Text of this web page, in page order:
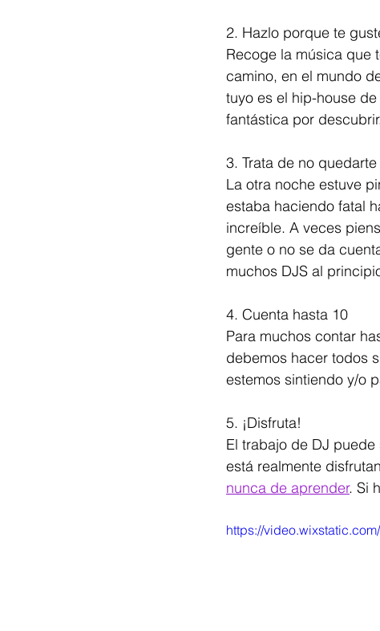
2. Hazlo porque te
Recoge la música que
camino, en el mundo
tuyo es el hip-house
fantástica por
3. Trata de no
La otra noche estuve
estaba haciendo fatal
increíble. A veces
gente o no se da
muchos DJS al
4. Cuenta hasta 10
Para muchos contar
debemos hacer todos
estemos sintiendo y/o
5. ¡Disfruta!
El trabajo de DJ
está realmente
nunca de aprender. Si
https://